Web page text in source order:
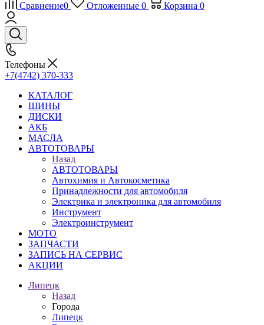
Сравнение0 Отложенные 0 Корзина 0
Телефоны
+7(4742) 370-333
КАТАЛОГ
ШИНЫ
ДИСКИ
АКБ
МАСЛА
АВТОТОВАРЫ
Назад
АВТОТОВАРЫ
Автохимия и Автокосметика
Принадлежности для автомобиля
Электрика и электроника для автомобиля
Инструмент
Электроинструмент
МОТО
ЗАПЧАСТИ
ЗАПИСЬ НА СЕРВИС
АКЦИИ
Липецк
Назад
Города
Липецк